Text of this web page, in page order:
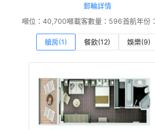
郵輪詳情
噸位： 40,700噸載客數量： 596首航年份：
艙房(1) 餐飲(12) 娛樂(9)